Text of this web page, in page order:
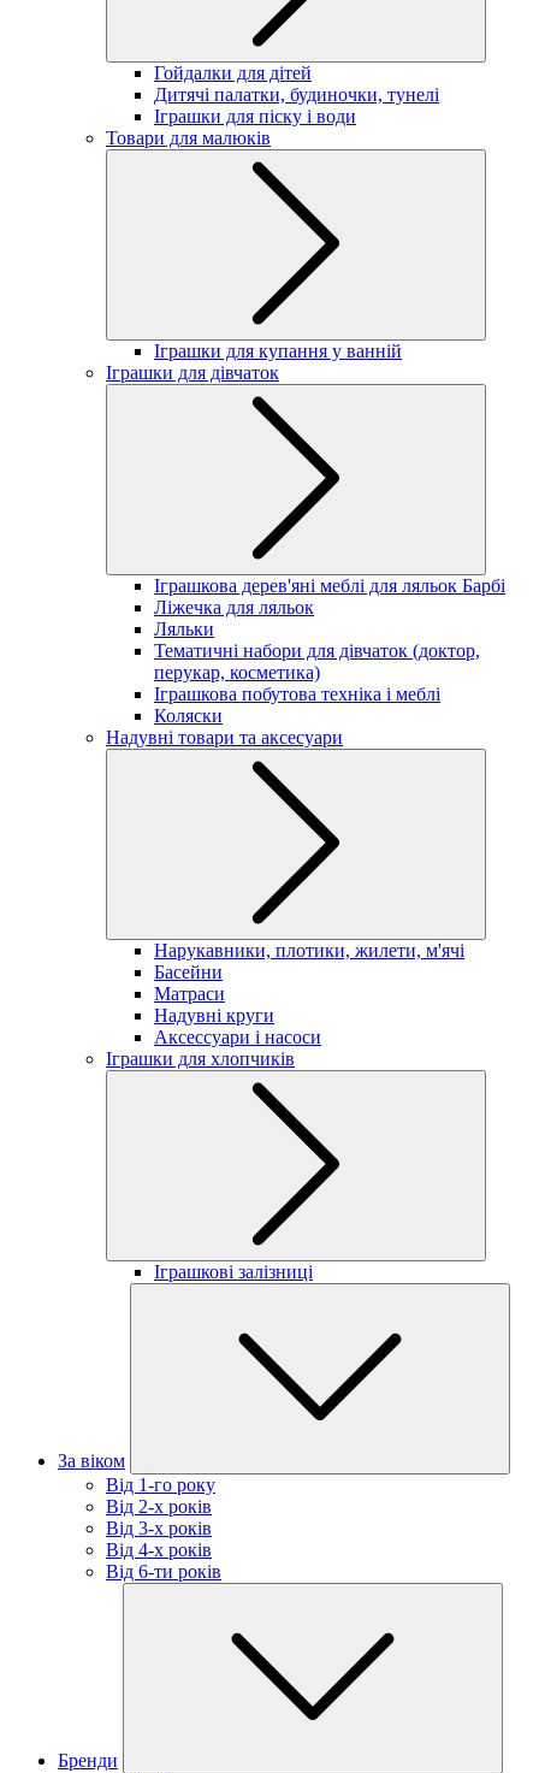
Гойдалки для дітей
Дитячі палатки, будиночки, тунелі
Іграшки для піску і води
Товари для малюків
Іграшки для купання у ванній
Іграшки для дівчаток
Іграшкова дерев'яні меблі для ляльок Барбі
Ліжечка для ляльок
Ляльки
Тематичні набори для дівчаток (доктор,
перукар, косметика)
Іграшкова побутова техніка і меблі
Коляски
Надувні товари та аксесуари
Нарукавники, плотики, жилети, м'ячі
Басейни
Матраси
Надувні круги
Аксессуари і насоси
Іграшки для хлопчиків
Іграшкові залізниці
За віком
Від 1-го року
Від 2-х років
Від 3-х років
Від 4-х років
Від 6-ти років
Бренди